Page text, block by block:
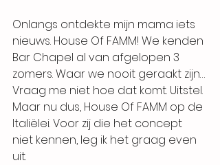
Onlangs ontdekte mijn mama iets
nieuws. House Of FAMM! We kenden
Bar Chapel al van afgelopen 3
zomers. Waar we nooit geraakt zijn…
Vraag me niet hoe dat komt. Uitstel.
Maar nu dus, House Of FAMM op de
Italiëlei. Voor zij die het concept
niet kennen, leg ik het graag even
uit.